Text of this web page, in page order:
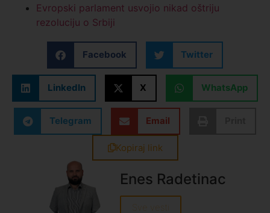
Evropski parlament usvojio nikad oštriju
rezoluciju o Srbiji
Facebook Twitter
LinkedIn X WhatsApp
Telegram Email
Kopiraj link
Enes Radetinac
Sve vesti